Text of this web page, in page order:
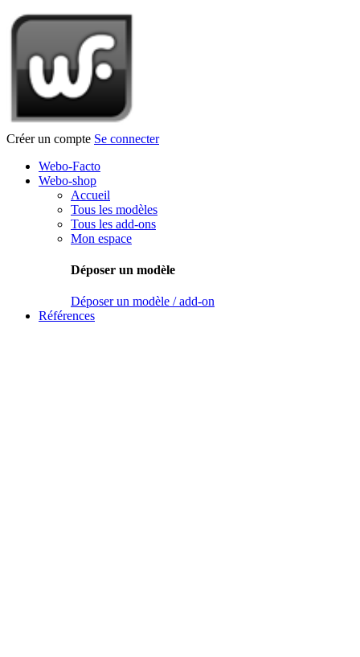
Créer un compte Se connecter
Webo-Facto
Webo-shop
Accueil
Tous les modèles
Tous les add-ons
Mon espace
Déposer un modèle
Déposer un modèle / add-on
Références